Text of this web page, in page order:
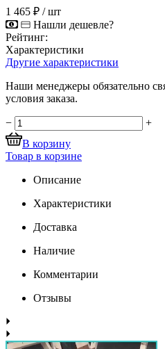
1 465 ₽ / шт
Нашли дешевле?
Рейтинг:
Характеристики
Другие характеристики
Наши менеджеры обязательно
условия заказа.
−
+
В корзину
Товар в корзине
Описание
Характеристики
Доставка
Наличие
Комментарии
Отзывы